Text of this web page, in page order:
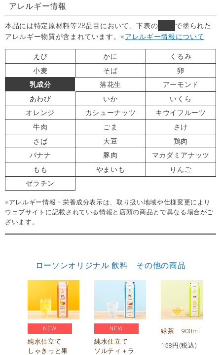
アレルギー情報
本品には特定原材料等28品目において、下表の
で塗られた
アレルギー物質が含まれています。※アレルギー情報について
えび かに
くるみ
小麦
そば
卵
乳成分
落花生
アーモンド
あわび
いか
いくら
オレンジ
カシューナッツ
キウイフルーツ
牛肉
ごま
さけ
さば
大豆
鶏肉
バナナ
豚肉
マカダミアナッツ
もも
やまいも
りんご
ゼラチン
※アレルギー情報・栄養成分表示は、取り扱い地域や仕様変更により
ウェブサイトに記載されている情報と店頭の商品とで異なる場合がご
ざいます。
ローソンオリジナル 飲料 その他の商品
NEW
純水仕立て
しゃきっと果
NEW
純水仕立て
ソルティ＋ラ
緑茶 900ml
158 円(税込)